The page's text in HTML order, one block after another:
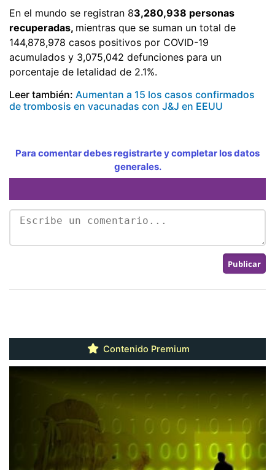
En el mundo se registran 83,280,938 personas
recuperadas, mientras que se suman un total de
144,878,978 casos positivos por COVID-19
acumulados y 3,075,042 defunciones para un
porcentaje de letalidad de 2.1%.
Leer también: Aumentan a 15 los casos confirmados
de trombosis en vacunadas con J&J en EEUU
Para comentar debes registrarte y completar los datos
generales.
Contenido Premium